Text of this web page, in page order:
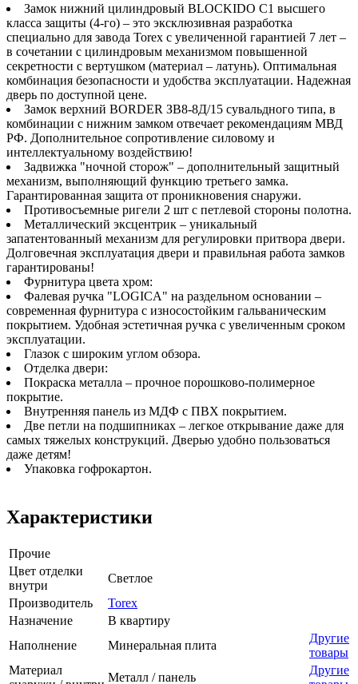
Замок нижний цилиндровый BLOCKIDO C1 высшего
класса защиты (4-го) – это эксклюзивная разработка
специально для завода Torex с увеличенной гарантией 7 лет –
в сочетании с цилиндровым механизмом повышенной
секретности с вертушком (материал – латунь). Оптимальная
комбинация безопасности и удобства эксплуатации. Надежная
дверь по доступной цене.
Замок верхний BORDER ЗВ8-8Д/15 сувальдного типа, в
комбинации с нижним замком отвечает рекомендациям МВД
РФ. Дополнительное сопротивление силовому и
интеллектуальному воздействию!
Задвижка "ночной сторож" – дополнительный защитный
механизм, выполняющий функцию третьего замка.
Гарантированная защита от проникновения снаружи.
Противосъемные ригели 2 шт с петлевой стороны полотна.
Металлический эксцентрик – уникальный
запатентованный механизм для регулировки притвора двери.
Долговечная эксплуатация двери и правильная работа замков
гарантированы!
Фурнитура цвета хром:
Фалевая ручка "LOGICA" на раздельном основании –
современная фурнитура с износостойким гальваническим
покрытием. Удобная эстетичная ручка с увеличенным сроком
эксплуатации.
Глазок с широким углом обзора.
Отделка двери:
Покраска металла – прочное порошково-полимерное
покрытие.
Внутренняя панель из МДФ с ПВХ покрытием.
Две петли на подшипниках – легкое открывание даже для
самых тяжелых конструкций. Дверью удобно пользоваться
даже детям!
Упаковка гофрокартон.
Характеристики
Прочие
Цвет отделки
внутри
Светлое
Производитель
Torex
Назначение
В квартиру
Наполнение
Минеральная плита
Другие
товары
Материал
Металл / панель
Другие